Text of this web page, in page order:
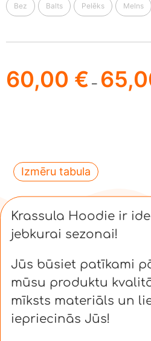
Bez Balts Pelēks Melns
60,00 € –
Izmēru tabula
Krassula Hoodie ir
jebkurai sezonai!
Jūs būsiet patīkami
mūsu produktu
mīksts materiāls un
iepriecinās Jūs!